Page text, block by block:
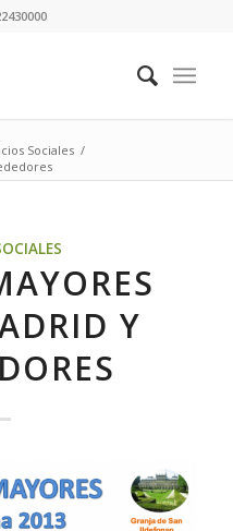
Sociales /
Y